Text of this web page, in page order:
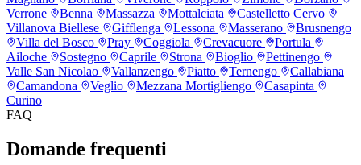
Verrone
Benna Massazza Mottalciata
Castelletto Cervo
Villanova Biellese
Gifflenga Lessona Masserano
Brusnengo
Villa del Bosco
Pray Coggiola Crevacuore
Portula
Ailoche
Sostegno Caprile Strona Bioglio
Pettinengo
Valle San Nicolao
Vallanzengo Piatto Ternengo
Callabiana
Camandona
Veglio Mezzana Mortigliengo
Casapinta
Curino
FAQ
Domande frequenti